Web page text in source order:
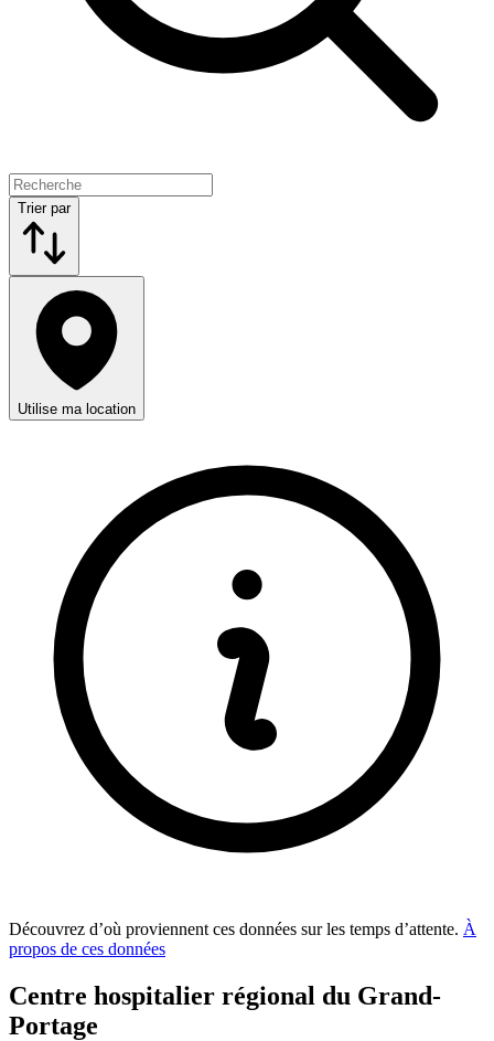
Trier par
Utilise ma location
Découvrez d’où proviennent ces données sur les temps d’attente. À
propos de ces données
Centre hospitalier régional du Grand-
Portage